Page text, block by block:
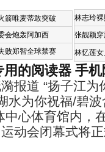
箭唯麦蒂敢突破
会炮轰阿加西
败郑智全球禁赛
林志玲
张靓颖
林忆莲
的阅读器 手
道 “扬子江为
水为你祝福/碧
心体育馆内，
动会闭幕式将